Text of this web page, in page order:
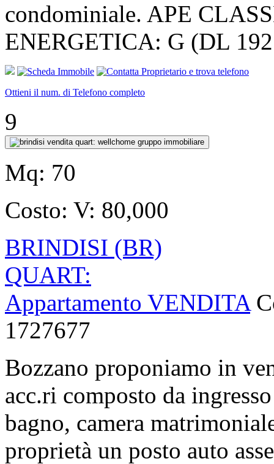
condominiale. APE
ENERGETICA: G (DL
Ottieni il num. di Telefono completo
9
Mq: 70
Costo: V: 80,000
BRINDISI (BR)
QUART:
Appartamento VENDITA
1727677
Bozzano proponiamo in
acc.ri composto da
bagno, camera
proprietà un posto auto